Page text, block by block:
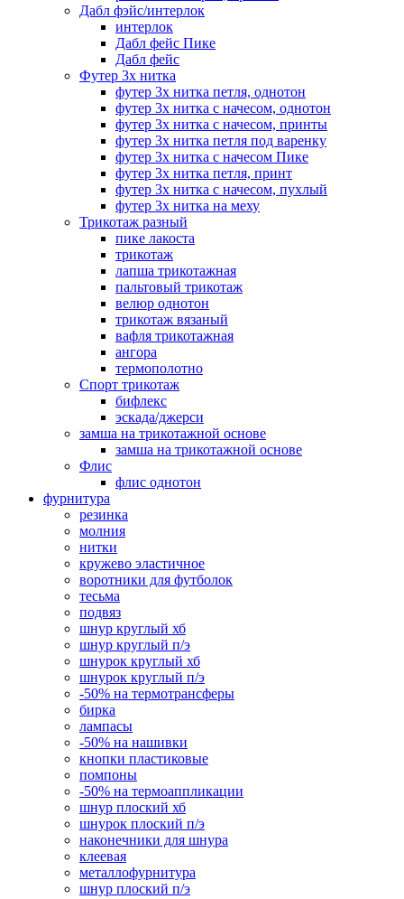
Дабл фэйс/интерлок
интерлок
Дабл фейс Пике
Дабл фейс
Футер 3х нитка
футер 3х нитка петля, однотон
футер 3х нитка с начесом, однотон
футер 3х нитка с начесом, принты
футер 3х нитка петля под варенку
футер 3х нитка с начесом Пике
футер 3х нитка петля, принт
футер 3х нитка с начесом, пухлый
футер 3х нитка на меху
Трикотаж разный
пике лакоста
трикотаж
лапша трикотажная
пальтовый трикотаж
велюр однотон
трикотаж вязаный
вафля трикотажная
ангора
термополотно
Спорт трикотаж
бифлекс
эскада/джерси
замша на трикотажной основе
замша на трикотажной основе
Флис
флис однотон
фурнитура
резинка
молния
нитки
кружево эластичное
воротники для футболок
тесьма
подвяз
шнур круглый хб
шнур круглый п/э
шнурок круглый хб
шнурок круглый п/э
-50% на термотрансферы
бирка
лампасы
-50% на нашивки
кнопки пластиковые
помпоны
-50% на термоаппликации
шнур плоский хб
шнурок плоский п/э
наконечники для шнура
клеевая
металлофурнитура
шнур плоский п/э